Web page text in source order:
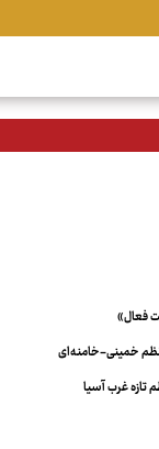
فعال»
خمینی-خامنه‌ای
تازه غرب آسیا